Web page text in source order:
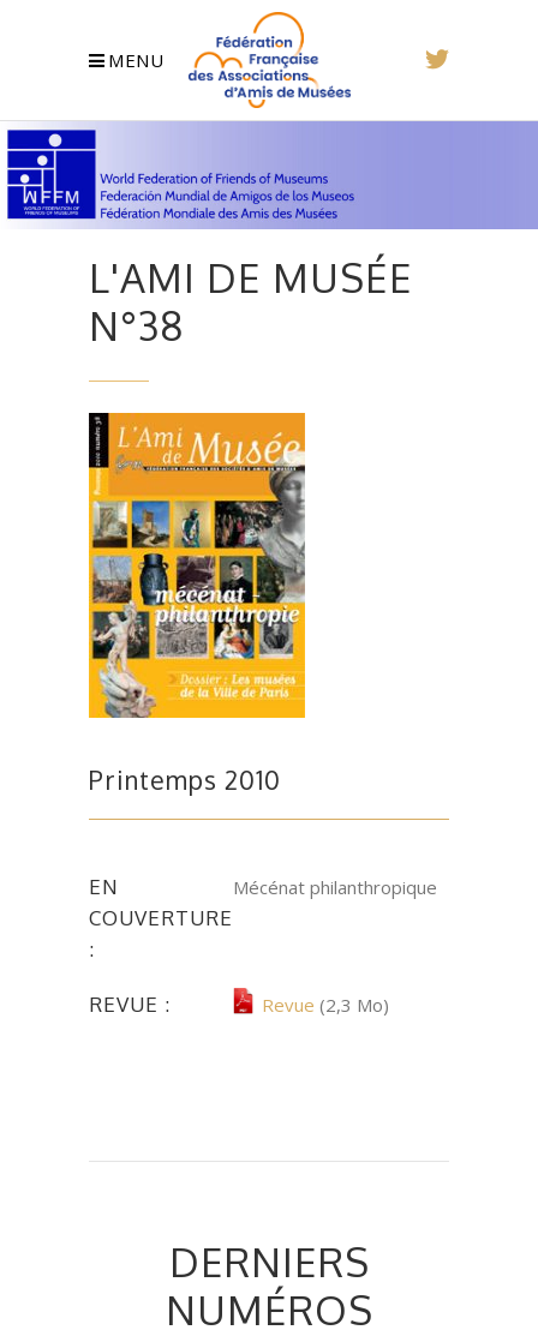
MENU
L'AMI DE MUSÉE
N°38
Printemps 2010
EN
COUVERTURE
:
Mécénat philanthropique
REVUE : Revue (2,3 Mo)
DERNIERS
NUMÉROS